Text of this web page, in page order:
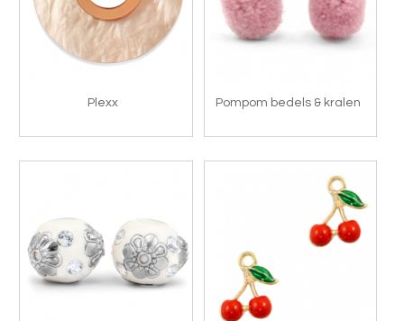
Plexx Pompom bedels & kralen